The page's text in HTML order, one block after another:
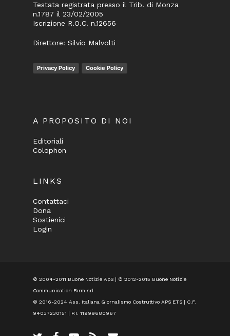
Testata registrata presso il Trib. di Monza
n.1787 il 23/02/2005
Iscrizione R.O.C. n.12656
Direttore: Silvio Malvolti
Privacy Policy Cookie Policy
A PROPOSITO DI NOI
Editoriali
Colophon
LINKS
Contattaci
Dona
Sostienici
Login
© 2004-2011 Buone Notizie ApS | © 2012-2015 Buone Notizie
Communication Farm srl
© 2016-2024 Ass. Italiana Giornalismo Costruttivo APS ETS | C.F.
94037230151 | P.I. 11999680967